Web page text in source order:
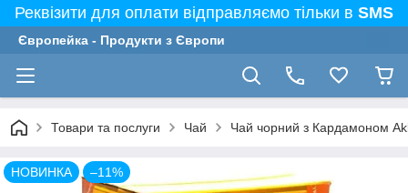
Реквізити для оплати відправляємо тільки в SMS
Європейка - Продукти з Європи
Товари та послуги Чай Чай чорний з Кардамоном
НОВИНКА –11%